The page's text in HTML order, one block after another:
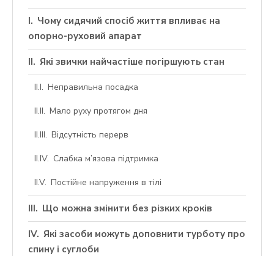
Чому сидячий спосіб життя впливає на
опорно-руховий апарат
Які звички найчастіше погіршують стан
Неправильна посадка
Мало руху протягом дня
Відсутність перерв
Слабка м’язова підтримка
Постійне напруження в тілі
Що можна змінити без різких кроків
Які засоби можуть доповнити турботу про
спину і суглоби